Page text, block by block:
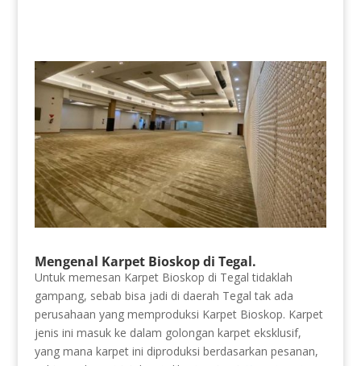
Mengenal Karpet Bioskop di Tegal.
Untuk memesan Karpet Bioskop di Tegal tidaklah
gampang, sebab bisa jadi di daerah Tegal tak ada
perusahaan yang memproduksi Karpet Bioskop. Karpet
jenis ini masuk ke dalam golongan karpet eksklusif,
yang mana karpet ini diproduksi berdasarkan pesanan,